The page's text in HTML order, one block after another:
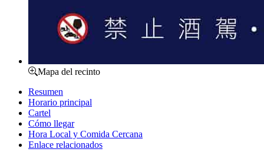
Mapa del recinto
Resumen
Horario principal
Cartel
Cómo llegar
Hora Local y Comida Cercana
Enlace relacionados